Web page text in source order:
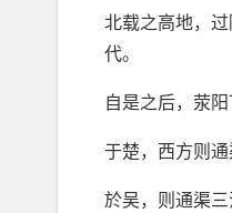
北载之高地，
代。
自是之后，荥
于楚，西方则
於吴，则通渠三